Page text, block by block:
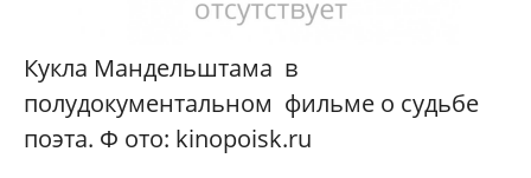
Кукла Мандельштама в
полудокументальном фильме о судьбе
поэта. Ф ото: kinopoisk.ru